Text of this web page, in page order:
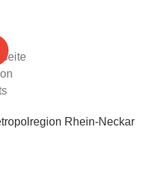
Rhein-Neckar